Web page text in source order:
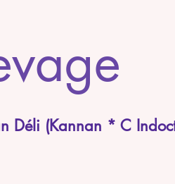
Déli (Kannan * C